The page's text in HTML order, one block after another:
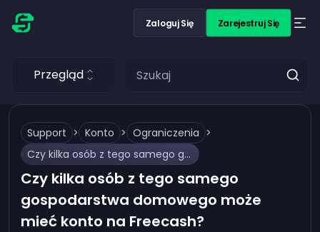
Zaloguj Się Zarejestruj Się
Przegląd
Support > Konto > Ograniczenia >
Czy kilka osób z tego samego gospodarstwa domowego może mieć konto na Freecash?
Czy kilka osób z tego samego
gospodarstwa domowego może
mieć konto na Freecash?